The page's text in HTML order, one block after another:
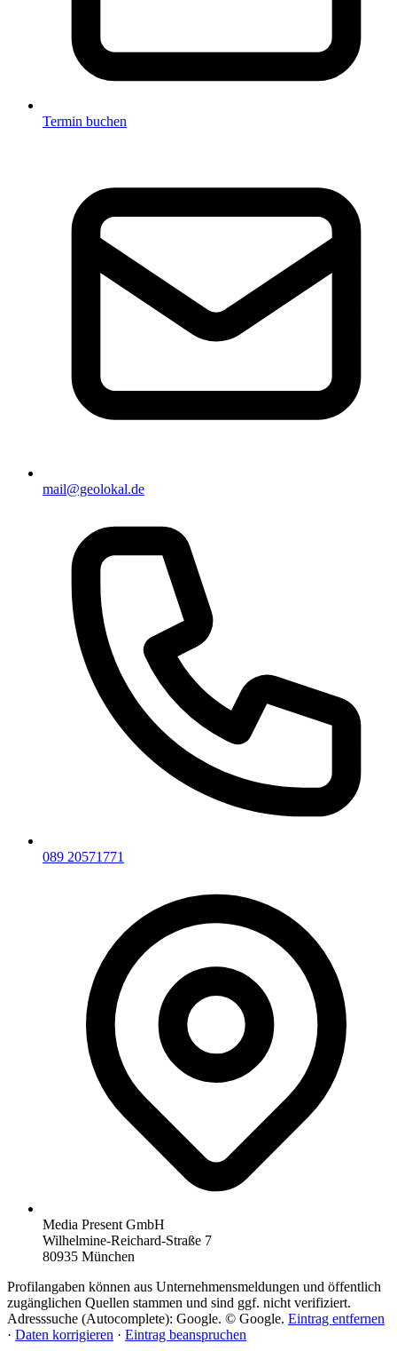
Termin buchen
mail@geolokal.de
089 20571771
Media Present GmbH
Wilhelmine-Reichard-Straße 7
80935 München
Profilangaben können aus Unternehmensmeldungen und öffentlich
zugänglichen Quellen stammen und sind ggf. nicht verifiziert.
Adresssuche (Autocomplete): Google. © Google. Eintrag entfernen
· Daten korrigieren · Eintrag beanspruchen